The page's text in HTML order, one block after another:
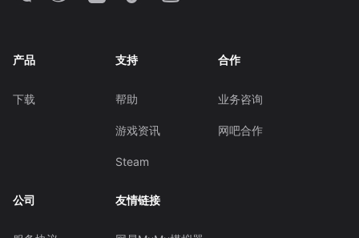
产品
下载
支持
帮助
游戏资讯
Steam
合作
业务咨询
网吧合作
公司 友情链接